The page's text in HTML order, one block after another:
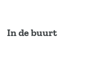
In de buurt